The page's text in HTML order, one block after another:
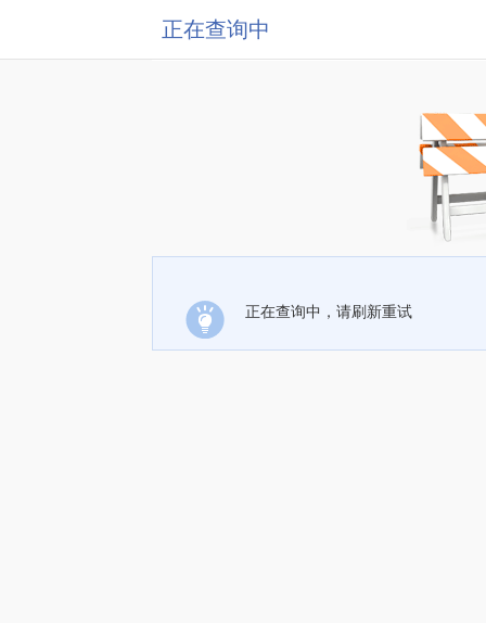
正在查询中
正在查询中，请刷新重试